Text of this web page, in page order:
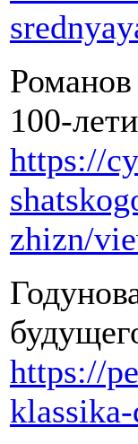
100-
https://
zhizn/
https://